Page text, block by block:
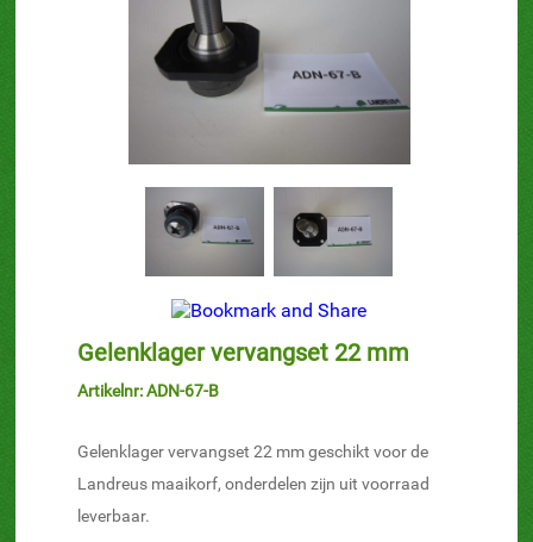
Gelenklager vervangset 22 mm
Artikelnr: ADN-67-B
Gelenklager vervangset 22 mm geschikt voor de
Landreus maaikorf, onderdelen zijn uit voorraad
leverbaar.